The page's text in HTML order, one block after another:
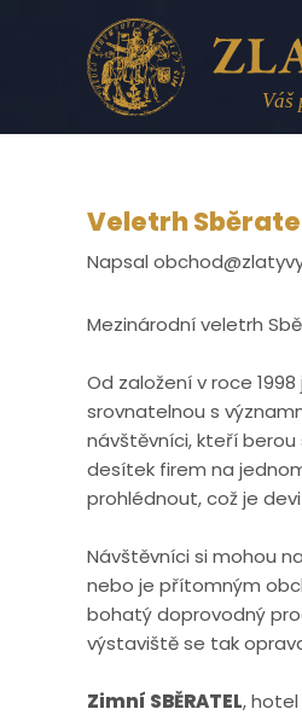
Veletrh
Napsal
Mezinárodní veletrh
Od založení v roce
srovnatelnou s
návštěvníci, kteří
desítek firem na
prohlédnout, což je
Návštěvníci si mohou
nebo je přítomným
bohatý doprovodný
výstaviště se tak
Zimní SBĚRATEL,